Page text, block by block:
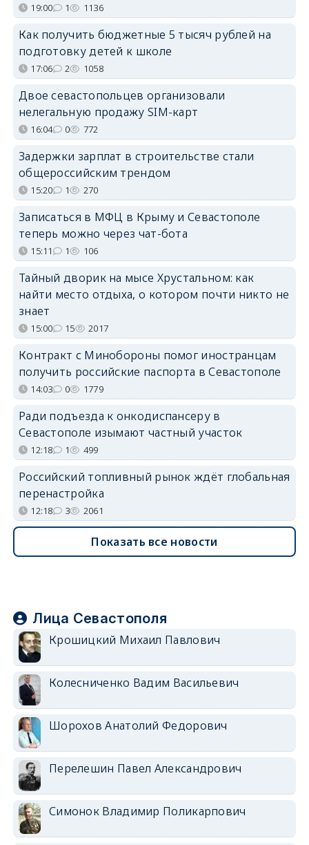
19:00 1 1136
Как получить бюджетные 5 тысяч рублей на
подготовку детей к школе
17:06 2 1058
Двое севастопольцев организовали
нелегальную продажу SIM-карт
16:04 0 772
Задержки зарплат в строительстве стали
общероссийским трендом
15:20 1 270
Записаться в МФЦ в Крыму и Севастополе
теперь можно через чат-бота
15:11 1 106
Тайный дворик на мысе Хрустальном: как
найти место отдыха, о котором почти никто не
знает
15:00 15 2017
Контракт с Минобороны помог иностранцам
получить российские паспорта в Севастополе
14:03 0 1779
Ради подъезда к онкодиспансеру в
Севастополе изымают частный участок
12:18 1 499
Российский топливный рынок ждёт глобальная
перенастройка
12:18 3 2061
Показать все новости
Лица Севастополя
Крошицкий Михаил Павлович
Колесниченко Вадим Васильевич
Шорохов Анатолий Федорович
Перелешин Павел Александрович
Симонок Владимир Поликарпович